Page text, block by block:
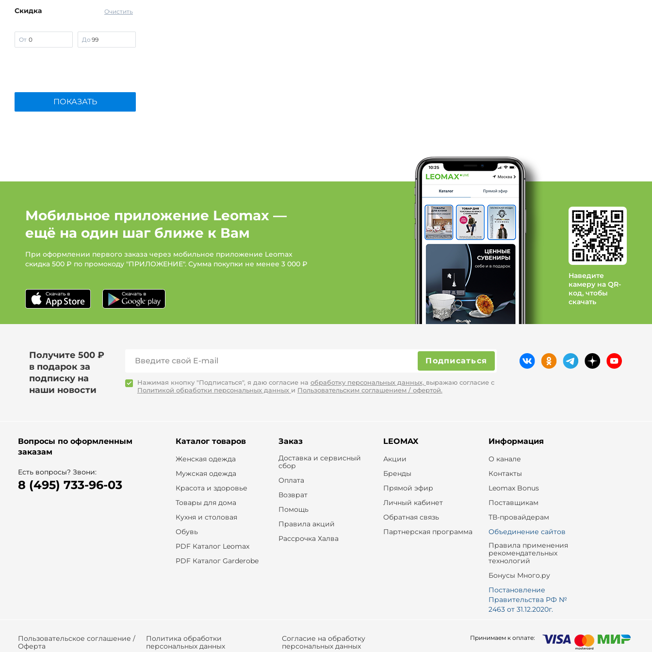
Очистить
Скидка
От До
ПОКАЗАТЬ
Мобильное приложение Leomax —
ещё на один шаг ближе к Вам
При оформлении первого заказа через мобильное приложение Leomax
скидка 500 ₽ по промокоду "ПРИЛОЖЕНИЕ". Сумма покупки не менее 3 000 ₽
Наведите
камеру на QR-
код, чтобы
скачать
Получите 500 ₽
в подарок за
подписку на
наши новости
Подписаться
Нажимая кнопку "Подписаться", я даю согласие на обработку персональных данных, выражаю согласие с
Политикой обработки персональных данных и Пользовательским соглашением / офертой.
Вопросы по оформленным
заказам
Есть вопросы? Звони:
8 (495) 733-96-03
Каталог товаров
Женская одежда
Мужская одежда
Красота и здоровье
Товары для дома
Кухня и столовая
Обувь
PDF Каталог Leomax
PDF Каталог Garderobe
Заказ
Доставка и сервисный
сбор
Оплата
Возврат
Помощь
Правила акций
Рассрочка Халва
LEOMAX
Акции
Бренды
Прямой эфир
Личный кабинет
Обратная связь
Партнерская программа
Информация
О канале
Контакты
Leomax Bonus
Поставщикам
ТВ-провайдерам
Объединение сайтов
Правила применения
рекомендательных
технологий
Бонусы Много.ру
Постановление
Правительства РФ №
2463 от 31.12.2020г.
Пользовательское соглашение /
Оферта
Политика обработки
персональных данных
Согласие на обработку
персональных данных
Принимаем к оплате: